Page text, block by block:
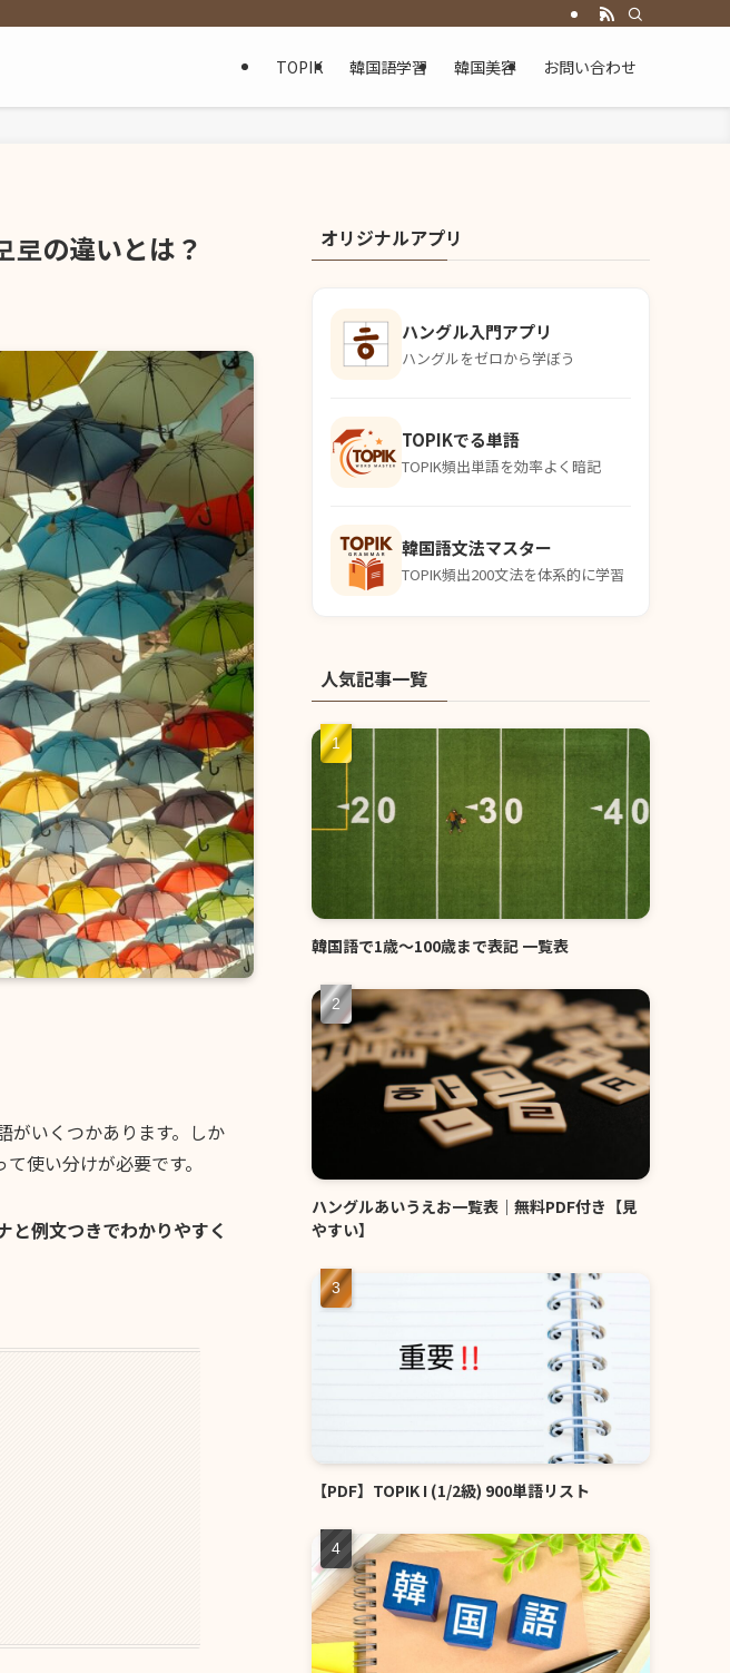
TOPIK 韓国語学習 韓国美容 お問い合わせ
로の違いとは？
がいくつかあります。しか
て使い分けが必要です。
と例文つきでわかりやすく
オリジナルアプリ
ハングル入門アプリ
ハングルをゼロから学ぼう
TOPIKでる単語
TOPIK頻出単語を効率よく暗記
韓国語文法マスター
TOPIK頻出200文法を体系的に学習
人気記事一覧
韓国語で1歳〜100歳まで表記 一覧表
ハングルあいうえお一覧表｜無料PDF付き【見
やすい】
【PDF】TOPIK I (1/2級) 900単語リスト